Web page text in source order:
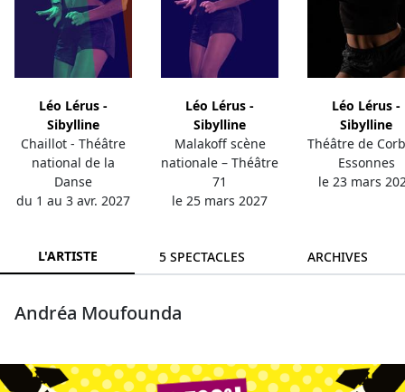
Léo Lérus -
Sibylline
Chaillot - Théâtre
national de la
Danse
du 1 au 3 avr. 2027
Léo Lérus -
Sibylline
Malakoff scène
nationale – Théâtre
71
le 25 mars 2027
Léo Lérus -
Sibylline
Théâtre de
Essonnes
le 23 mars
L'ARTISTE 5 SPECTACLES ARCHIVES
Andréa Moufounda